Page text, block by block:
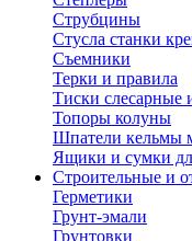
Струбцины
Стусла станки
Съемники
Терки и правила
Тиски слесарные
Топоры колуны
Шпатели кельмы
Ящики и сумки
Строительные и
Герметики
Грунт-эмали
Грунтовки